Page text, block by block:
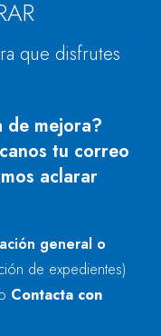
que disfrutes
de mejora?
tu correo
aclarar
general o
de expedientes)
Contacta con